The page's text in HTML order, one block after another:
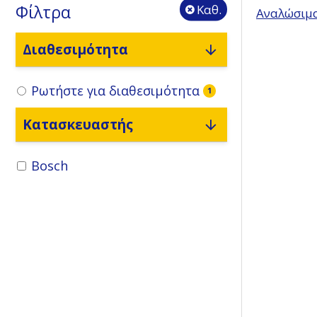
Φίλτρα Καθ.
Κατασκευαστής
Bosch
Διαθεσιμότητα
Ρωτήστε για διαθεσιμότητα 1